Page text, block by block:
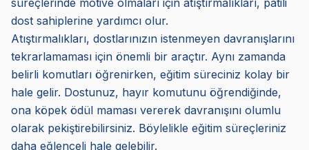
süreçlerinde motive olmaları için atıştırmalıkları, patili
dost sahiplerine yardımcı olur.
Atıştırmalıkları, dostlarınızın istenmeyen davranışlarını
tekrarlamaması için önemli bir araçtır. Aynı zamanda
belirli komutları öğrenirken, eğitim süreciniz kolay bir
hale gelir. Dostunuz, hayır komutunu öğrendiğinde,
ona köpek ödül maması vererek davranışını olumlu
olarak pekiştirebilirsiniz. Böylelikle eğitim süreçleriniz
daha eğlenceli hale gelebilir.